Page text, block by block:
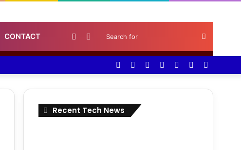
CONTACT Search
for
Sidebar
Random
Random
Log
Instagram
YouTube
Twitter
Facebook
Recent Tech News